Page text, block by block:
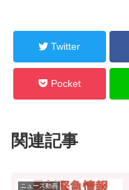
Twitter
Pocket
関連記事
ニュース動画